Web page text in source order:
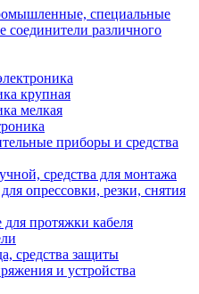
специальные
соединители различного
крупная
мелкая
приборы и средства
средства для монтажа
опрессовки, резки, снятия
протяжки кабеля
средства защиты
и устройства